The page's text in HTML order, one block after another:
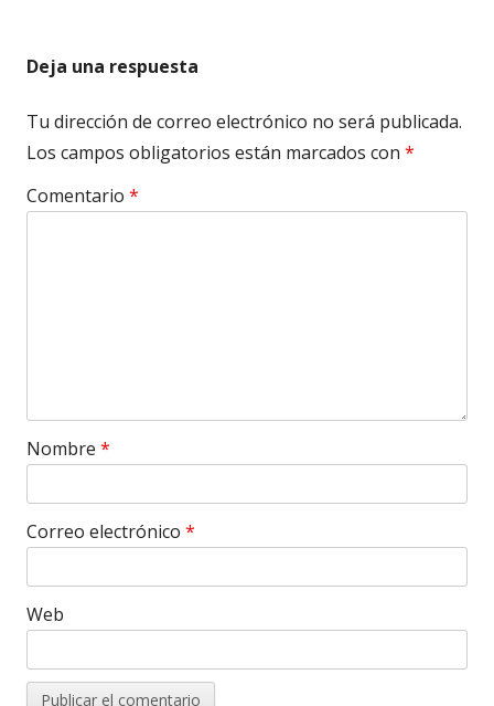
Deja una respuesta
Tu dirección de correo electrónico no será publicada.
Los campos obligatorios están marcados con *
Comentario *
Nombre *
Correo electrónico *
Web